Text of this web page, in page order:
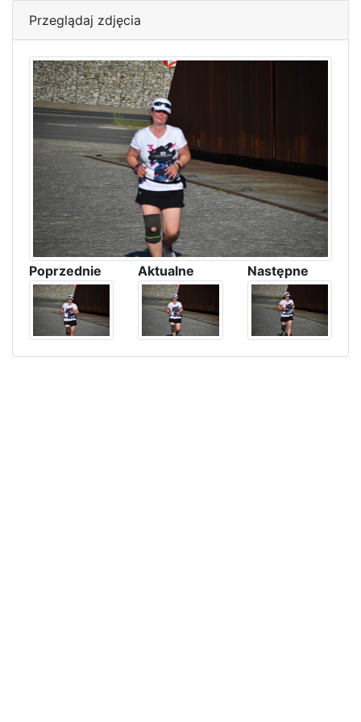
Przeglądaj zdjęcia
Poprzednie Aktualne Następne